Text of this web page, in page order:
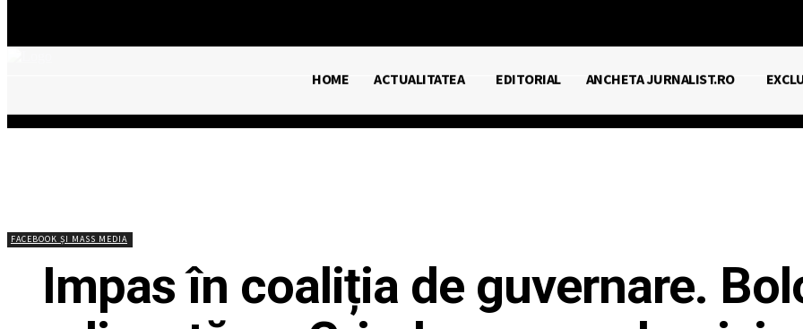
sâmbătă 8 august 2026
HOME ACTUALITATEA EDITORIAL ANCHETA JURNALIST.RO
FACEBOOK ȘI MASS MEDIA
Impas în coaliția de guvernare.